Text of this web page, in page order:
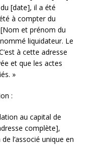
[date], il a été
à compter du
et prénom du
liquidateur. Le
à cette adresse
et que les actes
»
:
au capital de
complète],
l’associé unique en